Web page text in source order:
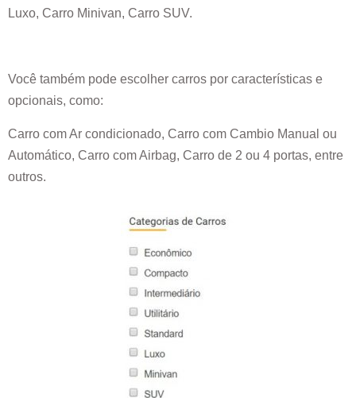
Luxo, Carro Minivan, Carro SUV.
Você também pode escolher carros por características e
opcionais, como:
Carro com Ar condicionado, Carro com Cambio Manual ou
Automático, Carro com Airbag, Carro de 2 ou 4 portas, entre
outros.